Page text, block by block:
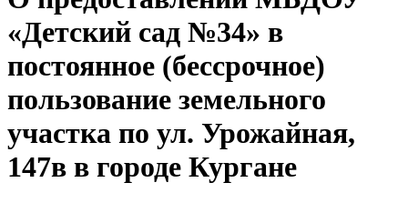
«Детский сад №34» в
постоянное (бессрочное)
пользование земельного
участка по ул. Урожайная,
147в в городе Кургане